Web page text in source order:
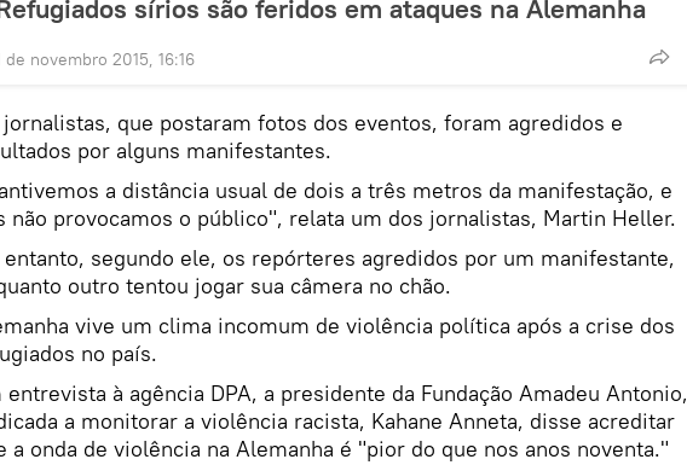
sírios são feridos em ataques na Alemanha
de novembro 2015, 16:16
jornalistas, que postaram fotos dos eventos, foram agredidos e
por alguns manifestantes.
a distância usual de dois a três metros da manifestação, e
não provocamos o público", relata um dos jornalistas, Martin Heller.
entanto, segundo ele, os repórteres agredidos por um manifestante,
outro tentou jogar sua câmera no chão.
vive um clima incomum de violência política após a crise dos
no país.
entrevista à agência DPA, a presidente da Fundação Amadeu Antonio,
a monitorar a violência racista, Kahane Anneta, disse acreditar
a onda de violência na Alemanha é "pior do que nos anos noventa."